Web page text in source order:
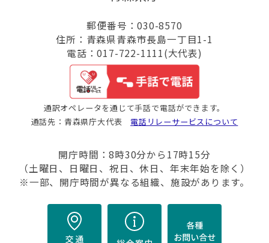
郵便番号：030-8570
住所：青森県青森市長島一丁目1-1
電話：017-722-1111(大代表)
通訳オペレータを通じて手話で電話ができます。
通話先：青森県庁大代表 電話リレーサービスについて
開庁時間：8時30分から17時15分
（土曜日、日曜日、祝日、休日、年末年始を除く）
※一部、開庁時間が異なる組織、施設があります。